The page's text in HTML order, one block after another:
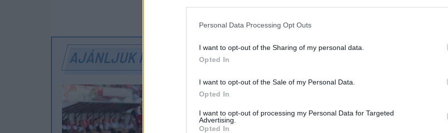
Personal Data Processing Opt Outs
I want to opt-out of the Sharing of my personal data.
Opted In
I want to opt-out of the Sale of my Personal Data.
Opted In
I want to opt-out of processing my Personal Data for Targeted
Advertising.
Opted In
SZÓLJON HOZZÁ!
AJÁNLJUK MÉG